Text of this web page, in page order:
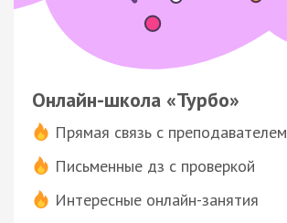
Онлайн-школа «Турбо»
Прямая связь с преподавателем
Письменные дз с проверкой
Интересные онлайн-занятия